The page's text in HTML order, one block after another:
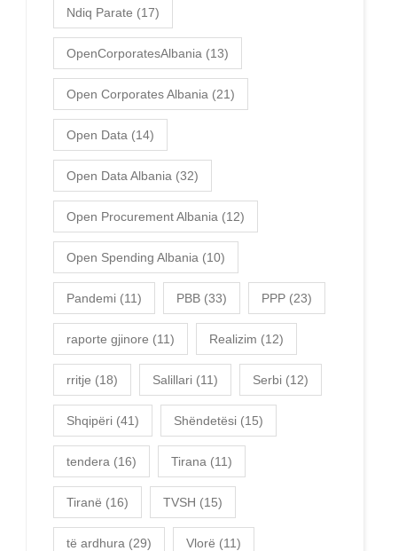
Ndiq Parate (17)
OpenCorporatesAlbania (13)
Open Corporates Albania (21)
Open Data (14)
Open Data Albania (32)
Open Procurement Albania (12)
Open Spending Albania (10)
Pandemi (11) PBB (33) PPP (23)
raporte gjinore (11) Realizim (12)
rritje (18) Salillari (11) Serbi (12)
Shqipëri (41) Shëndetësi (15)
tendera (16) Tirana (11)
Tiranë (16) TVSH (15)
të ardhura (29) Vlorë (11)